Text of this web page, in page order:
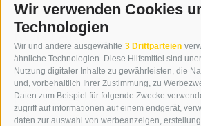
Wir verwenden Cookies
Technologien
Wir und andere ausgewählte 3 Drittparteien
ähnliche Technologien. Diese Hilfsmittel sind
Nutzung digitaler Inhalte zu gewährleisten, die
und, vorbehaltlich Ihrer Zustimmung, zu
Daten zum Beispiel für folgende Zwecke
zugriff auf informationen auf einem endgerät,
daten zur auswahl von werbeanzeigen,
KONTAKT
WIPP-MEDIA GMBH
DER ERKER
NEUSTADT 20A
I-39049 STERZING
TEL.: +39 0472 766876